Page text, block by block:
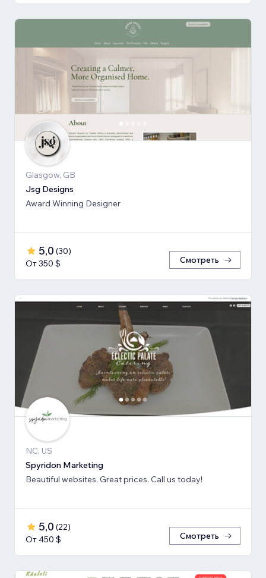
Glasgow, GB
Jsg Designs
Award Winning Designer
5,0 (30)
От 350 $
Смотреть
NC, US
Spyridon Marketing
Beautiful websites. Great prices. Call us today!
5,0 (22)
От 450 $
Смотреть